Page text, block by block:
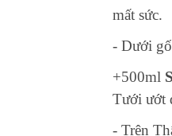
mất sức.
- Dưới
+500ml
Tưới ướt
- Trên